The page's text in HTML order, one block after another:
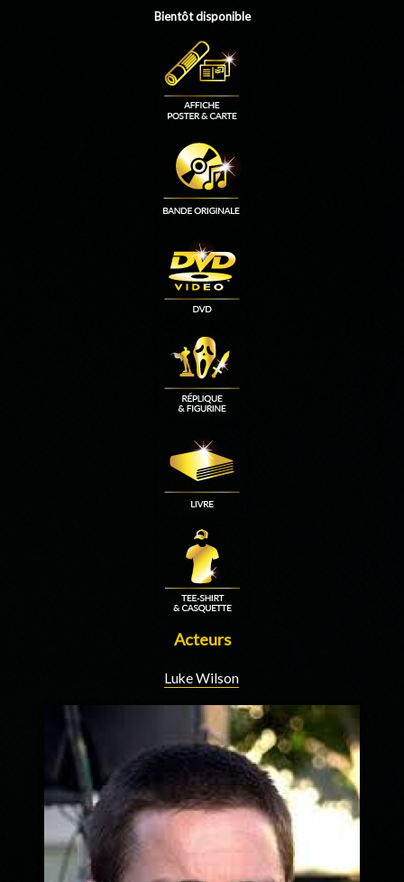
Bientôt disponible
Acteurs
Luke Wilson